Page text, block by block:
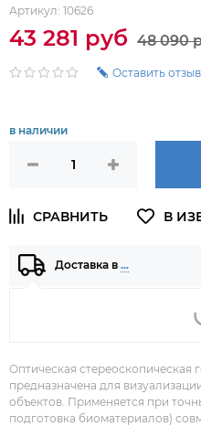
Артикул: 10626
43 281 руб 48 090
Оставить отзыв
в наличии
Доставка в …
Оптическая стереоскопическая
предназначена для
объектов. Применяется при
подготовка биоматериалов)